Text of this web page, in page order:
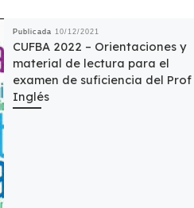
Publicada 10/12/2021
CUFBA 2022 – Orientaciones y
material de lectura para el
examen de suficiencia del
Inglés